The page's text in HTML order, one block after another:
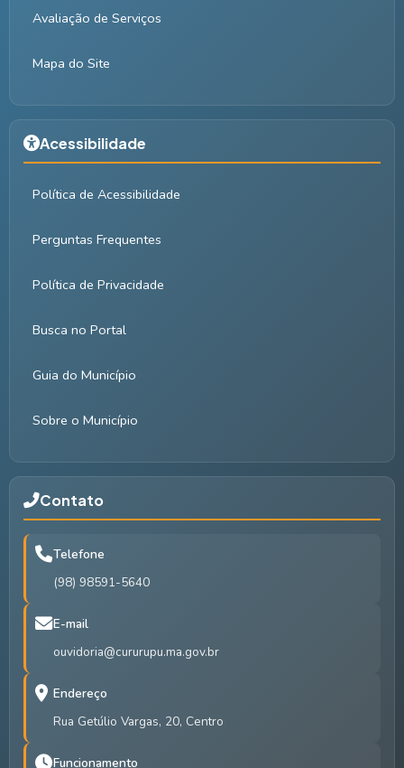
Avaliação de Serviços
Mapa do Site
Acessibilidade
Política de Acessibilidade
Perguntas Frequentes
Política de Privacidade
Busca no Portal
Guia do Município
Sobre o Município
Contato
Telefone
(98) 98591-5640
E-mail
ouvidoria@cururupu.ma.gov.br
Endereço
Rua Getúlio Vargas, 20, Centro
Funcionamento